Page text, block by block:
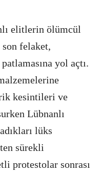
elitlerin ölümcül
felaket,
yol açtı.
kesintileri ve
Lübnanlı
lüks
sürekli
protestolar sonrası